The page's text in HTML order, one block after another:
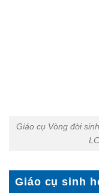
Giáo cụ Vòng đời
Giáo cụ sinh